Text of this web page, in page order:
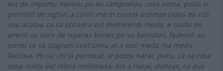
est de importu mannu po su campionau cosa nosta, poita si
permitit de sighiri a curri: me in custas ùrtimas cidas mi ndi
seu acatau ca sa scuadra est mellorendi meda, e custu mi
prenit su coru de isperas bonas po su benidori, fadendi su
contu ca sa stagioni cust'annu at a essi meda ma meda
fadiosa. Po su chi si pertocat, si potzu narai, puru, ca sa rosa
cosa nosta est stètia mellorada, est a narai, duncas, ca eus